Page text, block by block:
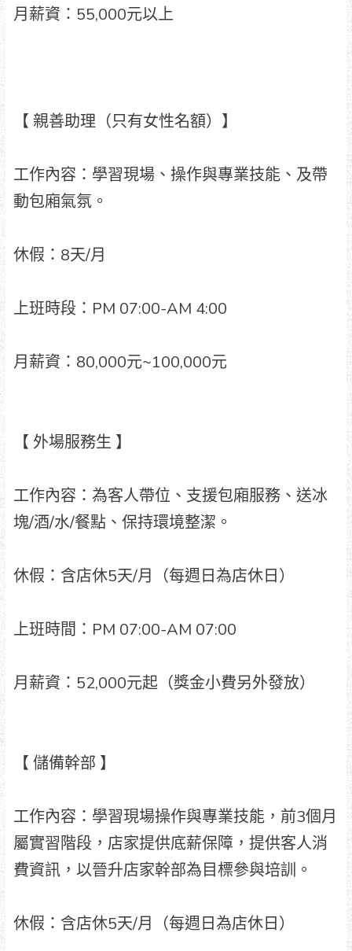
月薪資：55,000元以上
【 親善助理（只有女性名額）】
工作內容：學習現場、操作與專業技能、及帶
動包廂氣氛。
休假：8天/月
上班時段：PM 07:00-AM 4:00
月薪資：80,000元~100,000元
【 外場服務生 】
工作內容：為客人帶位、支援包廂服務、送冰
塊/酒/水/餐點、保持環境整潔。
休假：含店休5天/月（每週日為店休日）
上班時間：PM 07:00-AM 07:00
月薪資：52,000元起（獎金小費另外發放）
【 儲備幹部 】
工作內容：學習現場操作與專業技能，前3個月
屬實習階段，店家提供底薪保障，提供客人消
費資訊，以晉升店家幹部為目標參與培訓。
休假：含店休5天/月（每週日為店休日）